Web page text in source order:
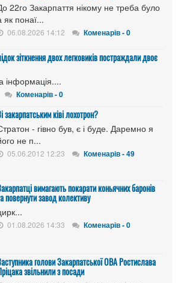
22го Закарпаття нікому не треба було
як понаї...
06.08.2026 14:12 Коменарів - 0
зіткнення двох легковиків постраждали двоє
інформація....
Коменарів - 0
закарпатським ківі лохотрон?
- гівно був, є і буде. Даремно я
не п...
05.06.2012 12:23 Коменарів - 49
вимагають покарати коньячних баронів
повернути завод колективу
01.08.2026 14:33 Коменарів - 0
голови Закарпатської ОВА Ростислава
звільнили з посади